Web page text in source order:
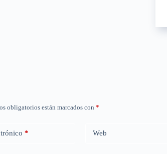
obligatorios están marcados con *
* Web